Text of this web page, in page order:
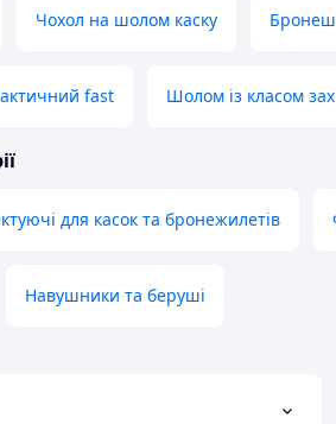
Чохол на шолом каску
fast Шолом із класом
для касок та бронежилетів
Навушники та беруші